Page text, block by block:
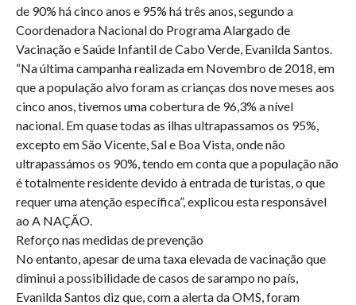
de 90% há cinco anos e 95% há três anos, segundo a
Coordenadora Nacional do Programa Alargado de
Vacinação e Saúde Infantil de Cabo Verde, Evanilda Santos.
“Na última campanha realizada em Novembro de 2018, em
que a população alvo foram as crianças dos nove meses aos
cinco anos, tivemos uma cobertura de 96,3% a nível
nacional. Em quase todas as ilhas ultrapassamos os 95%,
excepto em São Vicente, Sal e Boa Vista, onde não
ultrapassámos os 90%, tendo em conta que a população não
é totalmente residente devido à entrada de turistas, o que
requer uma atenção específica”, explicou esta responsável
ao A NAÇÃO.
Reforço nas medidas de prevenção
No entanto, apesar de uma taxa elevada de vacinação que
diminui a possibilidade de casos de sarampo no país,
Evanilda Santos diz que, com a alerta da OMS, foram